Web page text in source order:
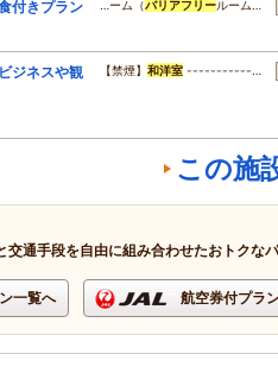
付きプラン …ーム（バリアフリールーム…
ジネスや観
【禁煙】 和洋室 -----------…
この施
交通手段を自由に組み合わせたおトクな
一覧へ 航空券付プラ